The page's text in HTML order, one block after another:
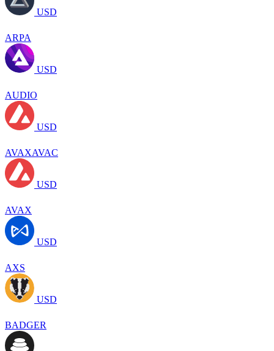
USD
ARPA
USD
AUDIO
USD
AVAXAVAC
USD
AVAX
USD
AXS
USD
BADGER